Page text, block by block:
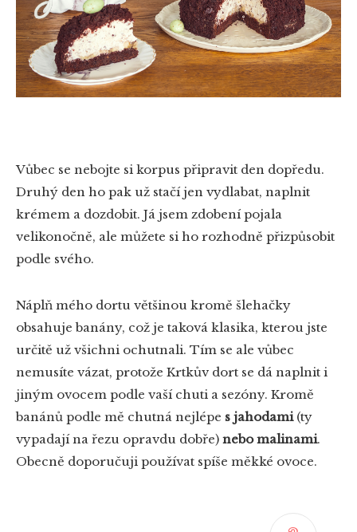
Vůbec se nebojte si korpus připravit den dopředu.
Druhý den ho pak už stačí jen vydlabat, naplnit
krémem a dozdobit. Já jsem zdobení pojala
velikonočně, ale můžete si ho rozhodně přizpůsobit
podle svého.
Náplň mého dortu většinou kromě šlehačky
obsahuje banány, což je taková klasika, kterou jste
určitě už všichni ochutnali. Tím se ale vůbec
nemusíte vázat, protože Krtkův dort se dá naplnit i
jiným ovocem podle vaší chuti a sezóny. Kromě
banánů podle mě chutná nejlépe s jahodami (ty
vypadají na řezu opravdu dobře) nebo malinami.
Obecně doporučuji používat spíše měkké ovoce.